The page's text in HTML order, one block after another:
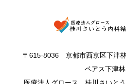
〒615-8036 京都市西京区下津
ペアス下津